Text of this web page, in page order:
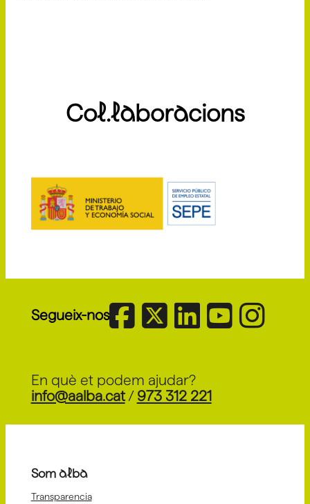
Col.laboracions
Segueix-nos
En què et podem ajudar?
info@aalba.cat/ 973 312 221
Som alba
Transparencia